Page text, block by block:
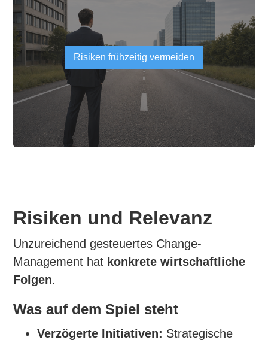
Risiken und Relevanz
Unzureichend gesteuertes Change-
Management hat konkrete wirtschaftliche
Folgen.
Was auf dem Spiel steht
Verzögerte Initiativen: Strategische
Risiken frühzeitig vermeiden